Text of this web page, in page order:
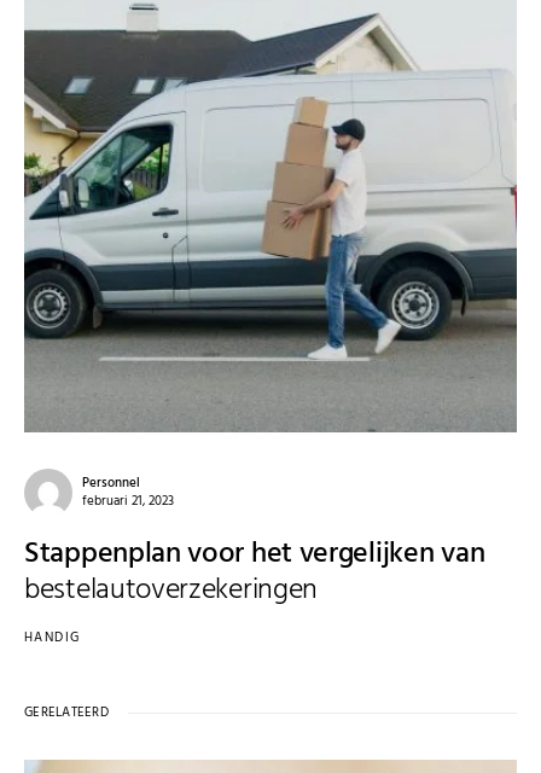
Personnel
februari 21, 2023
Stappenplan voor het vergelijken van
bestelautoverzekeringen
HANDIG
GERELATEERD